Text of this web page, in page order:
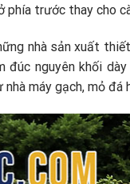
trước thay cho
nhà sản xuất
đúc nguyên khối
máy gạch, mỏ đá